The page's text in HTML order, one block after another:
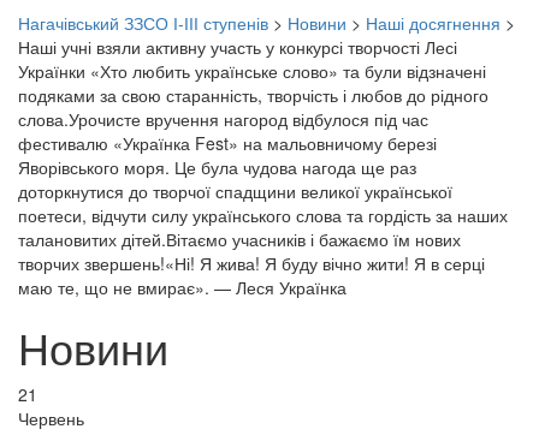
Нагачівський ЗЗСО І-ІІІ ступенів > Новини > Наші досягнення >
Наші учні взяли активну участь у конкурсі творчості Лесі
Українки «Хто любить українське слово» та були відзначені
подяками за свою старанність, творчість і любов до рідного
слова.Урочисте вручення нагород відбулося під час
фестивалю «Українка Fest» на мальовничому березі
Яворівського моря. Це була чудова нагода ще раз
доторкнутися до творчої спадщини великої української
поетеси, відчути силу українського слова та гордість за наших
талановитих дітей.Вітаємо учасників і бажаємо їм нових
творчих звершень!«Ні! Я жива! Я буду вічно жити! Я в серці
маю те, що не вмирає». — Леся Українка
Новини
21
Червень